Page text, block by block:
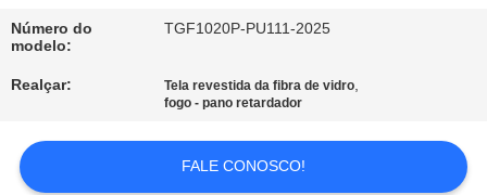
CONTACTE-
SOLICITE UM
ORÇAMENTO
Número do
modelo:
TGF1020P-PU111-2025
Realçar: Tela revestida da fibra de vidro,
fogo - pano retardador
FALE CONOSCO!